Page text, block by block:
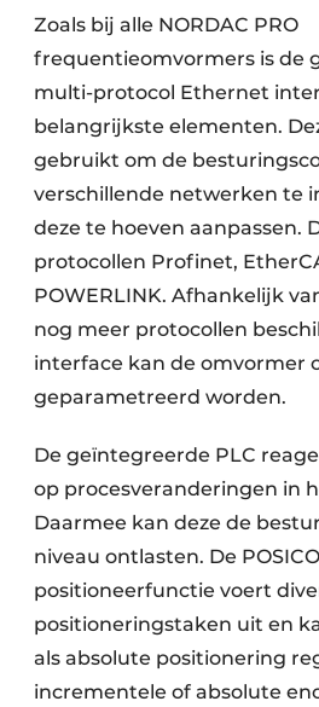
Zoals bij alle NORDAC PRO
frequentieomvormers is de
multi-protocol Ethernet
belangrijkste elementen.
gebruikt om de
verschillende netwerken te
deze te hoeven aanpassen.
protocollen Profinet,
POWERLINK. Afhankelijk
nog meer protocollen
interface kan de omvormer
geparametreerd worden.
De geïntegreerde PLC
op procesveranderingen in
Daarmee kan deze de
niveau ontlasten. De
positioneerfunctie voert
positioneringstaken uit en
als absolute positionering
incrementele of absolute